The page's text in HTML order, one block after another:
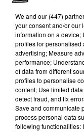
Lecture (2
We and our (447)
your consent and/or our
information on a device;
profiles for personalised
advertising; Measure
performance;
of data from different
profiles to personalise
content; Use limited
detect fraud, and fix
Save and communicate
process personal data
following functionalities: